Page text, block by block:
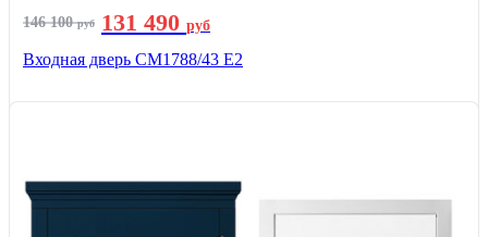
146 100руб 131 490 руб
Входная дверь СМ1788/43 E2